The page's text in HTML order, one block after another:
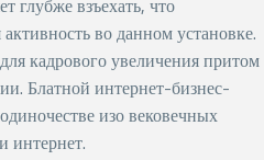
во данном установке.
кадрового увеличения притом
Блатной интернет-бизнес-
изо вековечных
интернет.